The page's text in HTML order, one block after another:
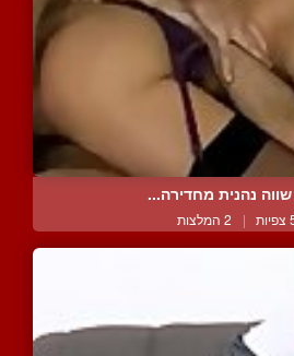
נהנית מחדירה...
| 2 המלצות